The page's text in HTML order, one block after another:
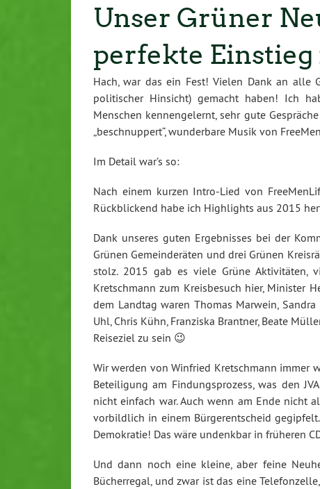
Unser Grüner
perfekte
Hach, war das ein Fest! Vielen Dank an alle
politischer Hinsicht) gemacht haben! Ich
Menschen kennengelernt, sehr gute
„beschnuppert“, wunderbare Musik von
Im Detail war’s so:
Nach einem kurzen Intro-Lied von
Rückblickend habe ich Highlights aus 2015
Dank unseres guten Ergebnisses bei der
Grünen Gemeinderäten und drei Grünen
stolz. 2015 gab es viele Grüne Aktivitäten,
Kretschmann zum Kreisbesuch hier, Minister
dem Landtag waren Thomas Marwein,
Uhl, Chris Kühn, Franziska Brantner, Beate
Reiseziel zu sein 😉
Wir werden von Winfried Kretschmann immer
Beteiligung am Findungsprozess, was den
nicht einfach war. Auch wenn am Ende nicht
vorbildlich in einem Bürgerentscheid
Demokratie! Das wäre undenkbar in früheren
Und dann noch eine kleine, aber feine
Bücherregal, und zwar ist das eine